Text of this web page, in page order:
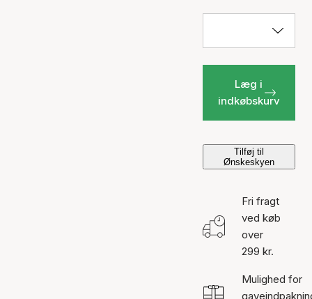
Læg i
indkøbskurv
Tilføj til
Ønskeskyen
Fri fragt
ved køb
over
299 kr.
Mulighed for